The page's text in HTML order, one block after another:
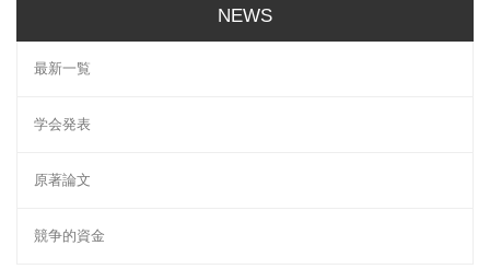
NEWS
最新一覧
学会発表
原著論文
競争的資金